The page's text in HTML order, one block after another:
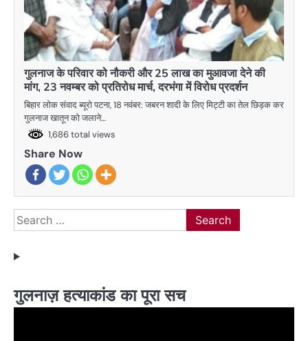
गुलनाज के परिवार को नौकरी और 25 लाख का मुआवजा देने की
मांग, 23 नवम्बर को प्रतिरोध मार्च, दरभंगा में विरोध प्रदर्शन
बिहार लोक संवाद ब्यूरो पटना, 18 नवंबर: जबरन शादी के लिए मिट्टी का तेल छिड़क कर
गुलनाज खातून को जलाने…
1,686 total views
Share Now
Search
for:
गुलनाज़ हत्याकांड का पूरा सच